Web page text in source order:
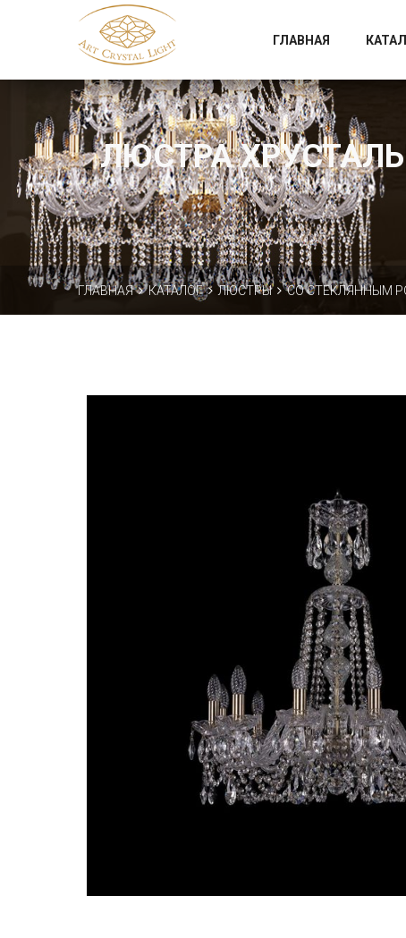
Официальный магазин фабрики Art Crystal Light
ГЛАВНАЯ
ЛЮСТРА
ГЛАВНАЯ КАТАЛОГ ЛЮСТРЫ СО СТЕКЛЯННЫМ